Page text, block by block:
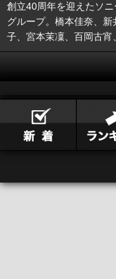
創立40周年を迎えたソ
グループ。橋本佳奈、
子、宮本茉凜、百岡古宵